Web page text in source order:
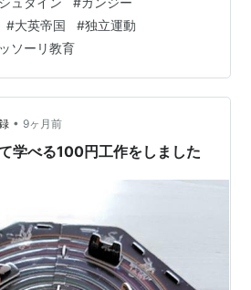
上流階級で、その役割を果たした
頭のフレーズは、ラビンドラナー
ものです。 平和を願いながらも、
うニュアンスを感じます。 インド
国から独立し、面積では世界で7番
降は世…
#大英帝国 #独立運動
ソーリ教育
• 9ヶ月前
学べる100円工作をしました